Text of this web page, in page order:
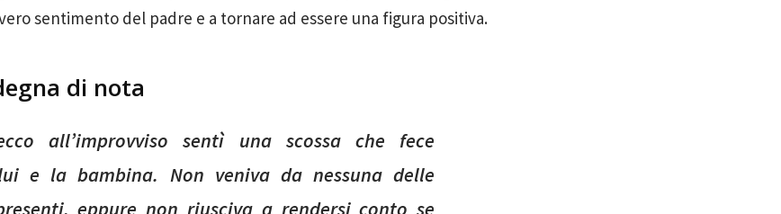
sentimento del padre e a tornare ad essere una figura positiva.
di nota
all’improvviso sentì una scossa che fece
e la bambina. Non veniva da nessuna delle
eppure non riusciva a rendersi conto se